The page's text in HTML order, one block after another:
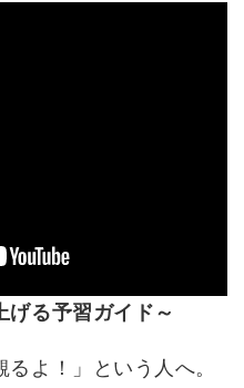
げる予習ガイド～
るよ！」という人へ。